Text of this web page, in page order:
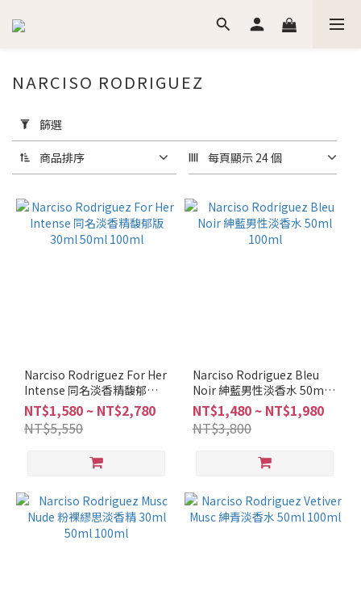
用
篩
選
(0/20)
價格
(NT$)
調
柑
苔
調
方
調
NARCISO RODRIGUEZ
篩選
商品排序 每頁顯示 24 個
Narciso Rodriguez For Her
Intense 同名淡香精馥郁版
30ml 50ml 100ml
NT$1,580 ~ NT$2,780
NT$5,550
Narciso Rodriguez Bleu
Noir 紳藍男性淡香水 50ml
100ml
NT$1,480 ~ NT$1,980
NT$3,800